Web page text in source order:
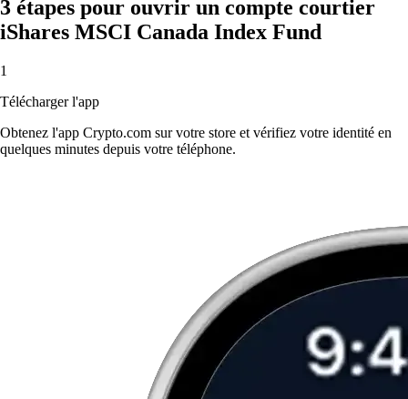
3 étapes pour ouvrir un compte courtier
iShares MSCI Canada Index Fund
1
Télécharger l'app
Obtenez l'app Crypto.com sur votre store et vérifiez votre identité en
quelques minutes depuis votre téléphone.